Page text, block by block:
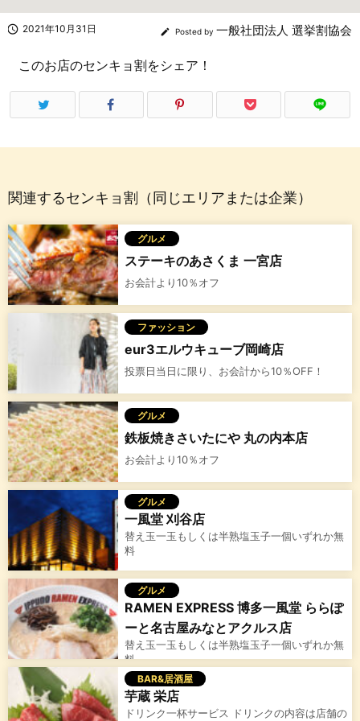
 2021年10月31日  Posted by 一般社団法人 選挙割協会
このお店のセンキョ割をシェア！
関連するセンキョ割（同じエリアまたは企業）
グルメ
ステーキのあさくま 一宮店
お会計より10％オフ
ファッション
eur3エルウキューブ岡崎店
投票日当日に限り、お会計から10％OFF！
グルメ
鉄板焼きさいたにや 丸の内本店
お会計より10％オフ
グルメ
一風堂 刈谷店
替え玉一玉もしくは半熟塩玉子一個いずれか無
料
グルメ
RAMEN EXPRESS 博多一風堂 ららぽ
ーと名古屋みなとアクルス店
替え玉一玉もしくは半熟塩玉子一個いずれか無
料
BAR&居酒屋
芋蔵 栄店
ドリンク一杯サービス ドリンクの内容は店舗の